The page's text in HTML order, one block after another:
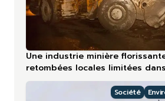
Une industrie minière
retombées locales limitées
nordiques
Société